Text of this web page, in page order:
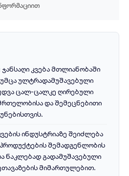
ჯანსაღი კვება მთლიანობაში
ულტრადამუშავებული
ცალ-ცალკე ღირებული
და შემეცნებითი
ინდუსტრიაზე შეიძლება
შემადგენლობის
ნაკლებად გადამუშავებული
მიმართულებით.